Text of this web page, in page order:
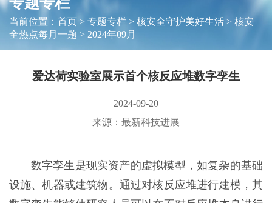
当前位置： 首页> 专题专栏> 核安全守护美好生活> 核安
全热点每月一题 > 2024年09月
爱达荷实验室展示首个核反应堆数字孪生
2024-09-20
来源：最新科技进展
数字孪生是现实资产的虚拟模型，如复杂的基础
设施、机器或建筑物。通过对核反应堆进行建模，其